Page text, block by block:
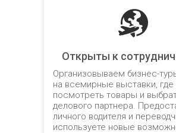
Открыты к
Организовываем бизнес-
на всемирные выставки,
посмотреть товары и
делового партнера.
личного водителя и
используете новые